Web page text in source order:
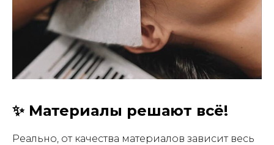
✨ Материалы решают всё!
Реально, от качества материалов зависит весь